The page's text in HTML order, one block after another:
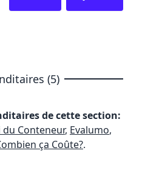
(5)
de cette section:
du Conteneur, Evalumo,
ça Coûte?.